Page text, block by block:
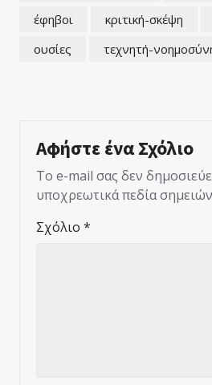
έφηβοι κριτική-σκέψη
ουσίες
τεχνητή-
Αφήστε ένα Σχόλιο
Το e-mail σας δεν
υποχρεωτικά πεδία
Σχόλιο *